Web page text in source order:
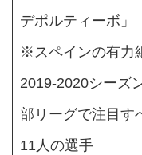
デポルティーボ」
※スペインの有力
2019-2020シーズ
部リーグで注目す
11人の選手